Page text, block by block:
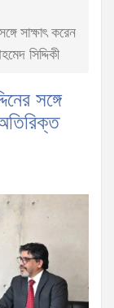
সাক্ষাৎ করেন
সিদ্দিকী
সঙ্গে